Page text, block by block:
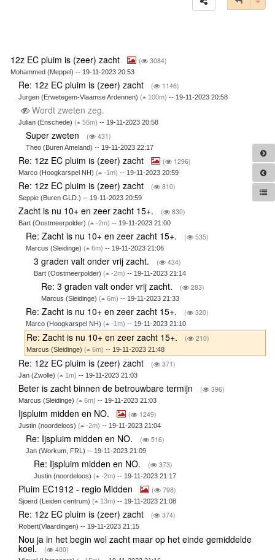
12z EC pluim is (zeer) zacht ( 3084)
Mohammed (Meppel) -- 19-11-2023 20:53
Re: 12z EC pluim is (zeer) zacht ( 1146)
Jurgen (Erwetegem-Vlaamse Ardennen) ( 100m) -- 19-11-2023 20:58
Wordt zweten zeg.
Julian (Enschede) ( 56m) -- 19-11-2023 20:58
Super zweten ( 431)
Theo (Buren Ameland) -- 19-11-2023 22:17
Re: 12z EC pluim is (zeer) zacht ( 1296)
Marco (Hoogkarspel NH) ( -1m) -- 19-11-2023 20:59
Re: 12z EC pluim is (zeer) zacht ( 810)
Seppie (Buren GLD.) -- 19-11-2023 20:59
Zacht is nu 10+ en zeer zacht 15+. ( 830)
Bart (Oostmeerpolder) ( -2m) -- 19-11-2023 21:00
Re: Zacht is nu 10+ en zeer zacht 15+. ( 535)
Marcus (Sleidinge)( 6m) -- 19-11-2023 21:06
3 graden valt onder vrij zacht. ( 434)
Bart (Oostmeerpolder) ( -2m) -- 19-11-2023 21:14
Re: 3 graden valt onder vrij zacht. ( 283)
Marcus (Sleidinge)( 6m) -- 19-11-2023 21:33
Re: Zacht is nu 10+ en zeer zacht 15+. ( 320)
Marco (Hoogkarspel NH)( -1m) -- 19-11-2023 21:10
Re: Zacht is nu 10+ en zeer zacht 15+. ( 210)
Marcus (Sleidinge)( 6m) -- 19-11-2023 21:48
Re: 12z EC pluim is (zeer) zacht ( 371)
Jan (Zwolle) ( 1m) -- 19-11-2023 21:03
Beter is zacht binnen de betrouwbare termijn ( 396)
Marcus (Sleidinge) ( 6m) -- 19-11-2023 21:03
Ijspluim midden en NO. ( 1249)
Justin (noordeloos) ( -2m) -- 19-11-2023 21:04
Re: Ijspluim midden en NO. ( 516)
Jan (Workum, FRL) -- 19-11-2023 21:09
Re: Ijspluim midden en NO. ( 373)
Justin (noordeloos) ( -2m) -- 19-11-2023 21:17
Pluim EC1912 - regio Midden ( 798)
Sjoerd (Leiden centrum) ( 13m) -- 19-11-2023 21:08
Re: 12z EC pluim is (zeer) zacht ( 374)
Robert(Vlaardingen) -- 19-11-2023 21:15
Nou ja in het begin wel zacht maar op het einde gemiddelde
koel. ( 400)